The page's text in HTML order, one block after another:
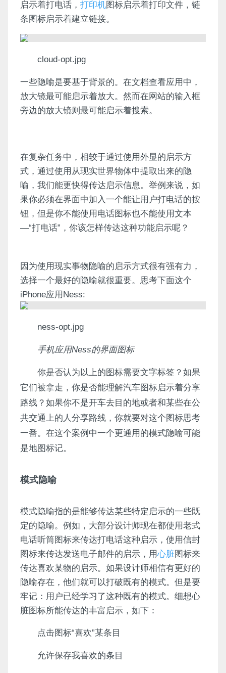
启示着打电话， 打印机图标启示着打印文件，链
条图标启示着建立链接。
cloud-opt.jpg
一些隐喻是要基于背景的。在文档查看应用中，
放大镜最可能启示着放大。然而在网站的输入框
旁边的放大镜则最可能启示着搜索。
在复杂任务中，相较于通过使用外显的启示方
式，通过使用从现实世界物体中提取出来的隐
喻，我们能更快得传达启示信息。举例来说，如
果你必须在界面中加入一个能让用户打电话的按
钮，但是你不能使用电话图标也不能使用文本
—“打电话”，你该怎样传达这种功能启示呢？
因为使用现实事物隐喻的启示方式很有强有力，
选择一个最好的隐喻就很重要。思考下面这个
iPhone应用Ness:
ness-opt.jpg
手机应用Ness的界面图标
你是否认为以上的图标需要文字标签？如果
它们被拿走，你是否能理解汽车图标启示着分享
路线？如果你不是开车去目的地或者和某些在公
共交通上的人分享路线，你就要对这个图标思考
一番。在这个案例中一个更通用的模式隐喻可能
是地图标记。
模式隐喻
模式隐喻指的是能够传达某些特定启示的一些既
定的隐喻。例如，大部分设计师现在都使用老式
电话听筒图标来传达打电话这种启示，使用信封
图标来传达发送电子邮件的启示，用心脏图标来
传达喜欢某物的启示。如果设计师相信有更好的
隐喻存在，他们就可以打破既有的模式。但是要
牢记：用户已经学习了这种既有的模式。细想心
脏图标所能传达的丰富启示，如下：
点击图标“喜欢”某条目
允许保存我喜欢的条目